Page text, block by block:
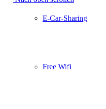
E-Car-Sharing
Free Wifi